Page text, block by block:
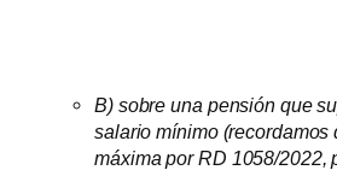
B) sobre una pensión que
salario mínimo (recordamos
máxima por RD 1058/2022,